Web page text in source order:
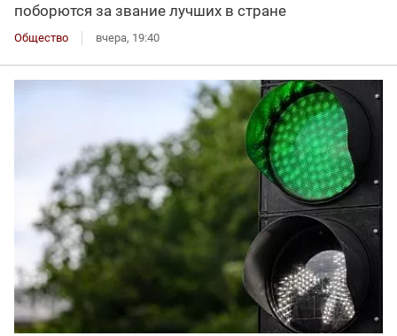
поборются за звание лучших в стране
Общество вчера, 19:40